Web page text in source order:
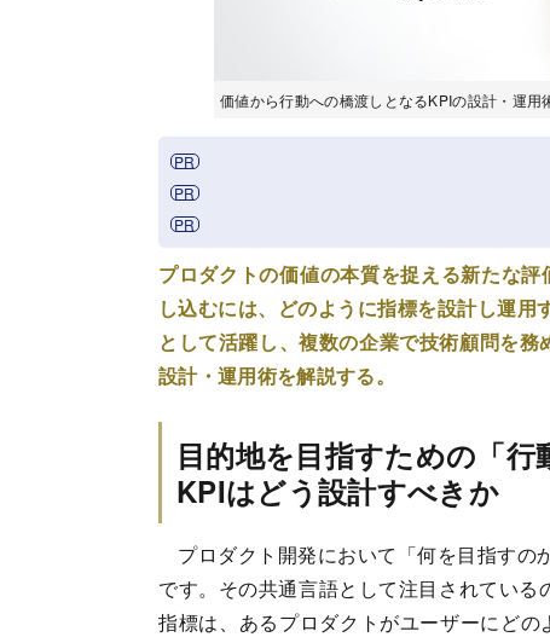
価値から行動への橋渡しとなるKPIの設計・運
プロダクトの価値の本質を捉える新たな
し込むには、どのように指標を設計し運
として活躍し、複数の企業で技術顧問を
設計・運用術を解説する。
目的地を目指すための「行
KPIはどう設計すべきか
プロダクト開発において「何を目指すの
です。その共通言語として注目されてい
指標は、あるプロダクトがユーザーにど